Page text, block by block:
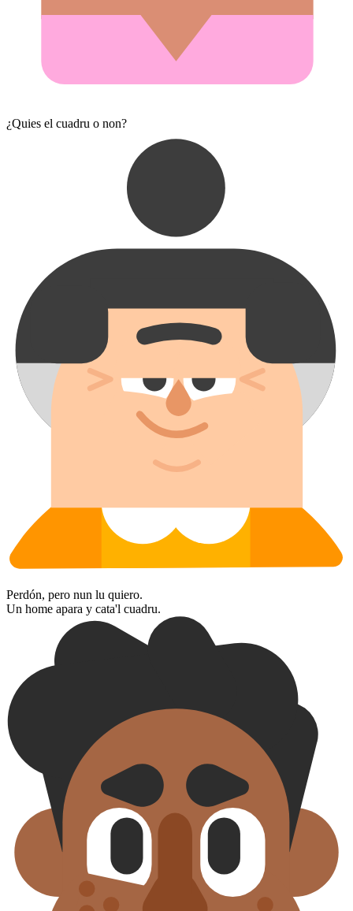
¿Quies el cuadru o non?
Perdón, pero nun lu quiero.
Un home apara y cata'l cuadru.